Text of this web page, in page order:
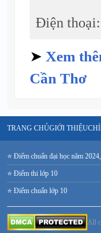
Điện thoại:
➤ Xem
Cần Thơ
TRANG CHỦGIỚI THIỆU
⭐ Điểm chuẩn đại học năm
⭐ Điểm thi lớp 10
⭐ Điểm chuẩn lớp 10
All